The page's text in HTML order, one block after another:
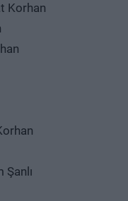
Korhan
Şanlı